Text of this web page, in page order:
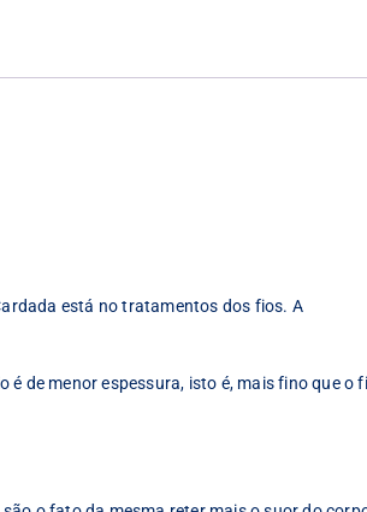
está no tratamentos dos fios. A
de menor espessura, isto é, mais fino que o